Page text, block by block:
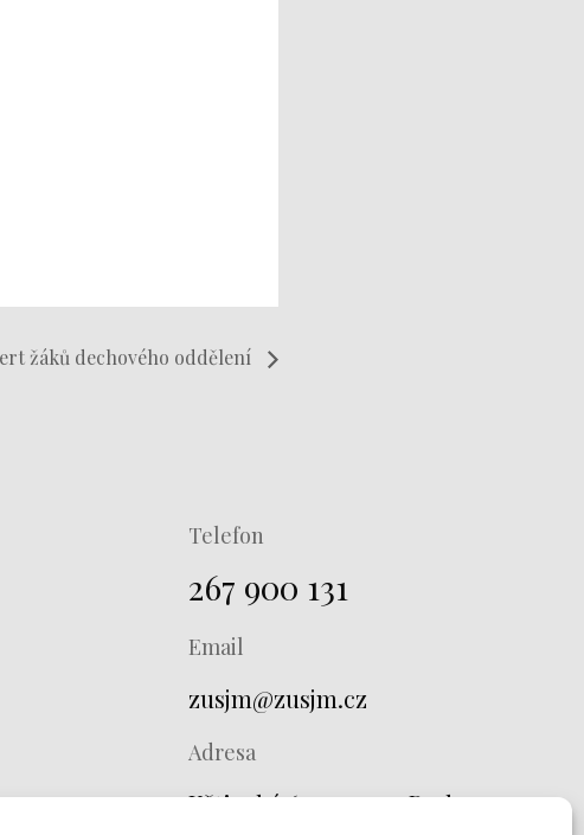
žáků dechového oddělení
Telefon
267 900 131
Email
zusjm@zusjm.cz
Adresa
Křtinská 673, 149 00 Praha 4